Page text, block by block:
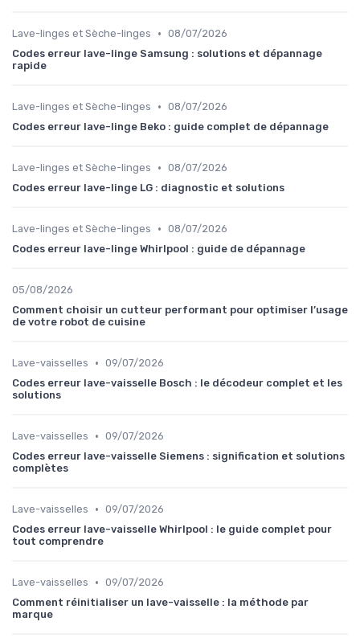
Lave-linges et Sèche-linges • 08/07/2026
Codes erreur lave-linge Samsung : solutions et dépannage
rapide
Lave-linges et Sèche-linges • 08/07/2026
Codes erreur lave-linge Beko : guide complet de dépannage
Lave-linges et Sèche-linges • 08/07/2026
Codes erreur lave-linge LG : diagnostic et solutions
Lave-linges et Sèche-linges • 08/07/2026
Codes erreur lave-linge Whirlpool : guide de dépannage
05/08/2026
Comment choisir un cutteur performant pour optimiser l’usage
de votre robot de cuisine
Lave-vaisselles • 09/07/2026
Codes erreur lave-vaisselle Bosch : le décodeur complet et les
solutions
Lave-vaisselles • 09/07/2026
Codes erreur lave-vaisselle Siemens : signification et solutions
complètes
Lave-vaisselles • 09/07/2026
Codes erreur lave-vaisselle Whirlpool : le guide complet pour
tout comprendre
Lave-vaisselles • 09/07/2026
Comment réinitialiser un lave-vaisselle : la méthode par
marque